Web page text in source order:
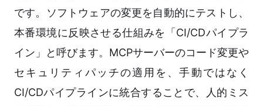
です。ソフトウェアの変更を自動的にテストし、
本番環境に反映させる仕組みを「CI/CDパイプラ
イン」と呼びます。MCPサーバーのコード変更や
セキュリティパッチの適用を、手動ではなく
CI/CDパイプラインに統合することで、人的ミス